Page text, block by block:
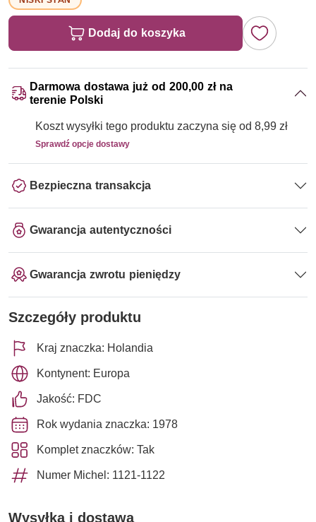
Dodaj do koszyka
Darmowa dostawa już od 200,00 zł na
terenie Polski
Koszt wysyłki tego produktu zaczyna się od 8,99 zł
Sprawdź opcje dostawy
Bezpieczna transakcja
Gwarancja autentyczności
Gwarancja zwrotu pieniędzy
Szczegóły produktu
Kraj znaczka: Holandia
Kontynent: Europa
Jakość: FDC
Rok wydania znaczka: 1978
Komplet znaczków: Tak
Numer Michel: 1121-1122
Wysyłka i dostawa